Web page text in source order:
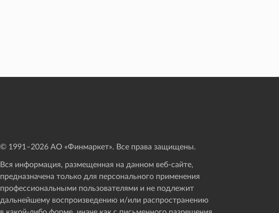
© 1991–2026АО «Финмаркет». Все права защищены.
Вся информация, размещенная на данном веб-сайте,
предназначена только для персонального применения
профессиональными пользователями и не подлежит
дальнейшему воспроизведению и/или распространению